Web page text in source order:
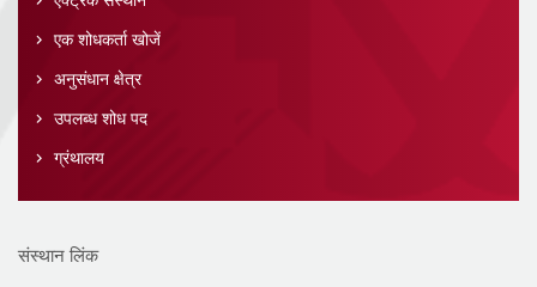
एक शोधकर्ता खोजें
अनुसंधान क्षेत्र
उपलब्ध शोध पद
ग्रंथालय
संस्थान लिंक